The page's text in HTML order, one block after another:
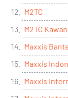
M2TC
M2TC
Maxxis
Maxxis
Maxxis